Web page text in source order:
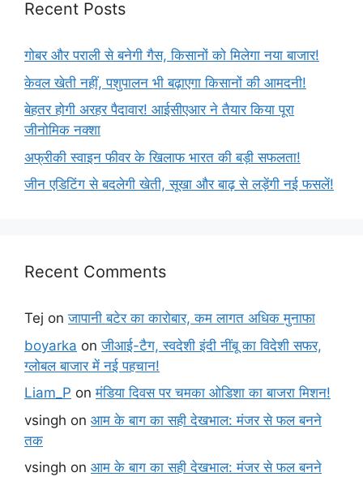
Recent Posts
गोबर और पराली से बनेगी गैस, किसानों को मिलेगा नया बाजार!
केवल खेती नहीं, पशुपालन भी बढ़ाएगा किसानों की आमदनी!
बेहतर होगी अरहर पैदावार! आईसीएआर ने तैयार किया पूरा
जीनोमिक नक्शा
अफ्रीकी स्वाइन फीवर के खिलाफ भारत की बड़ी सफलता!
जीन एडिटिंग से बदलेगी खेती, सूखा और बाढ़ से लड़ेंगी नई फसलें!
Recent Comments
Tej onजापानी बटेर का कारोबार, कम लागत अधिक मुनाफा
boyarka onजीआई-टैग, स्वदेशी इंदी नींबू का विदेशी सफर,
ग्लोबल बाजार में नई पहचान!
Liam_P onमंडिया दिवस पर चमका ओडिशा का बाजरा मिशन!
vsingh on आम के बाग का सही देखभाल: मंजर से फल बनने
तक
vsingh on आम के बाग का सही देखभाल: मंजर से फल बनने